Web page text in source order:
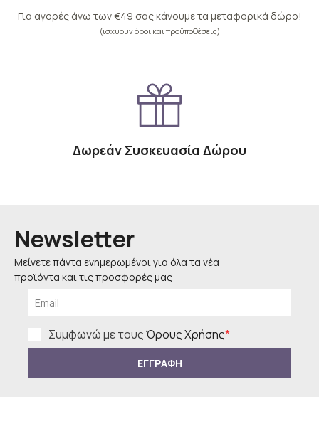
Για αγορές άνω των €49 σας κάνουμε τα μεταφορικά δώρο!
(ισχύουν όροι και προϋποθέσεις)
Δωρεάν Συσκευασία Δώρου
Newsletter
Μείνετε πάντα ενημερωμένοι για όλα τα νέα
προϊόντα και τις προσφορές μας
Συμφωνώ με τουςΌρους Χρήσης*
ΕΓΓΡΑΦΗ